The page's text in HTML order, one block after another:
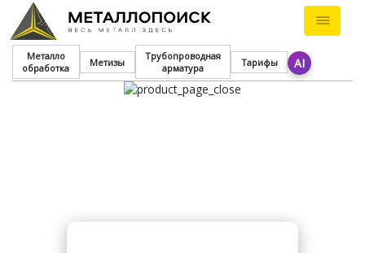
Металло
обработка
Метизы
Трубопроводная
арматура
Тарифы AI